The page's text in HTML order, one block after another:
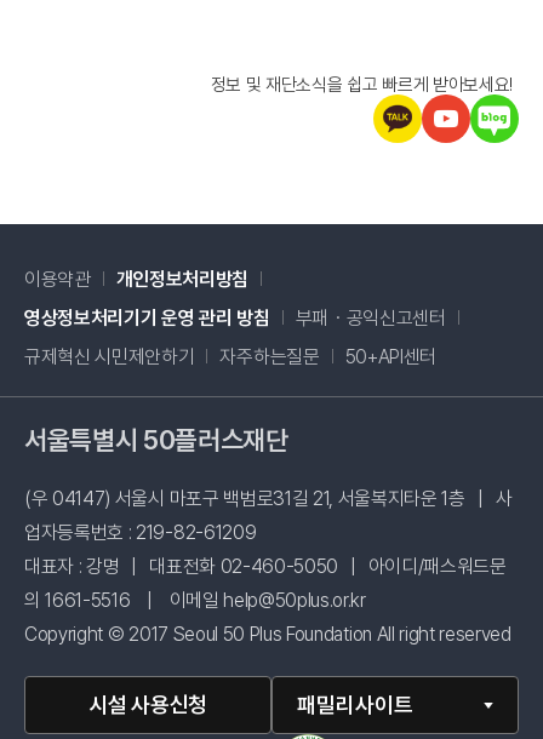
정보 및 재단소식을 쉽고 빠르게 받아보세요!
이용약관
개인정보처리방침
영상정보처리기기 운영 관리 방침
부패・공익신고센터 새창 열림
규제혁신 시민제안하기 새창 열림
자주하는질문 50+API센터
서울특별시 50플러스재단
(우 04147) 서울시 마포구 백범로31길 21, 서울복지타운 1층
사
업자등록번호 : 219-82-61209
대표자 : 강명
대표전화 02-460-5050
아이디/패스워드문
의 1661-5516
이메일 help@50plus.or.kr
Copyright © 2017 Seoul 50 Plus Foundation All right reserved
시설 사용신청 패밀리사이트